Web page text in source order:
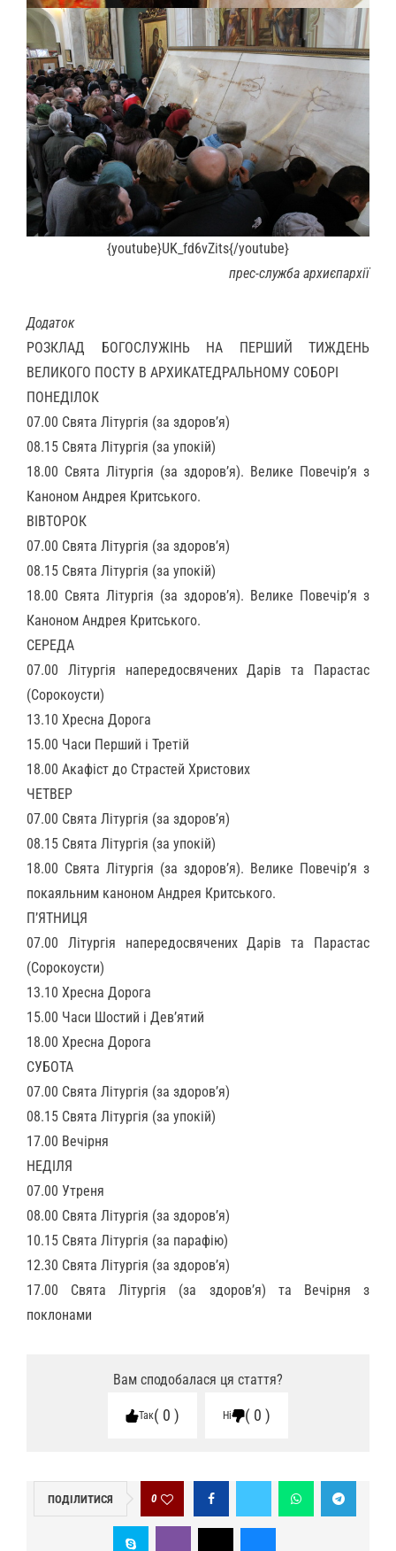
{youtube}UK_fd6vZits{/youtube}
прес-служба архиєпархії
Додаток
РОЗКЛАД БОГОСЛУЖІНЬ НА ПЕРШИЙ ТИЖДЕНЬ
ВЕЛИКОГО ПОСТУ В АРХИКАТЕДРАЛЬНОМУ СОБОРІ
ПОНЕДІЛОК
07.00 Свята Літургія (за здоров’я)
08.15 Свята Літургія (за упокій)
18.00 Свята Літургія (за здоров’я). Велике Повечір’я з
Каноном Андрея Критського.
ВІВТОРОК
07.00 Свята Літургія (за здоров’я)
08.15 Свята Літургія (за упокій)
18.00 Свята Літургія (за здоров’я). Велике Повечір’я з
Каноном Андрея Критського.
СЕРЕДА
07.00 Літургія напередосвячених Дарів та Парастас
(Сорокоусти)
13.10 Хресна Дорога
15.00 Часи Перший і Третій
18.00 Акафіст до Страстей Христових
ЧЕТВЕР
07.00 Свята Літургія (за здоров’я)
08.15 Свята Літургія (за упокій)
18.00 Свята Літургія (за здоров’я). Велике Повечір’я з
покаяльним каноном Андрея Критського.
П’ЯТНИЦЯ
07.00 Літургія напередосвячених Дарів та Парастас
(Сорокоусти)
13.10 Хресна Дорога
15.00 Часи Шостий і Дев’ятий
18.00 Хресна Дорога
СУБОТА
07.00 Свята Літургія (за здоров’я)
08.15 Свята Літургія (за упокій)
17.00 Вечірня
НЕДІЛЯ
07.00 Утреня
08.00 Свята Літургія (за здоров’я)
10.15 Свята Літургія (за парафію)
12.30 Свята Літургія (за здоров’я)
17.00 Свята Літургія (за здоров’я) та Вечірня з
поклонами
Вам сподобалася ця стаття?
Так 0 Ні 0
ПОДІЛИТИСЯ 0